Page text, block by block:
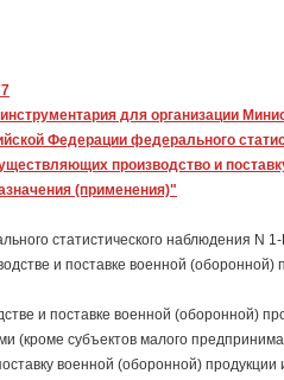
для организации
Федерации федерального
производство и
(применения)"
статистического наблюдения N
и поставке военной (оборонной)
и поставке военной (оборонной)
(кроме субъектов малого
военной (оборонной) продукции